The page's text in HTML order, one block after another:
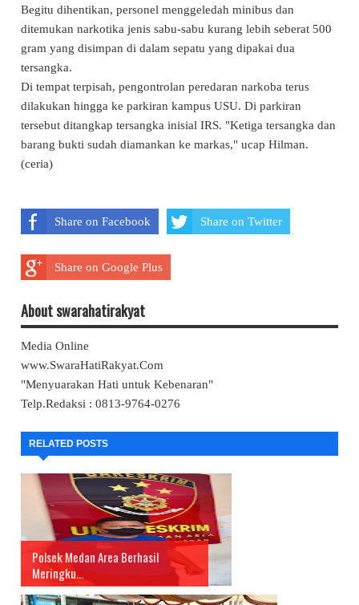
Begitu dihentikan, personel menggeledah minibus dan
ditemukan narkotika jenis sabu-sabu kurang lebih seberat 500
gram yang disimpan di dalam sepatu yang dipakai dua
tersangka.
Di tempat terpisah, pengontrolan peredaran narkoba terus
dilakukan hingga ke parkiran kampus USU. Di parkiran
tersebut ditangkap tersangka inisial IRS. "Ketiga tersangka dan
barang bukti sudah diamankan ke markas," ucap Hilman.
(ceria)
Share on Facebook Share on Twitter
Share on Google Plus
About swarahatirakyat
Media Online
www.SwaraHatiRakyat.Com
"Menyuarakan Hati untuk Kebenaran"
Telp.Redaksi : 0813-9764-0276
RELATED POSTS
Polsek Medan Area Berhasil
Meringku...